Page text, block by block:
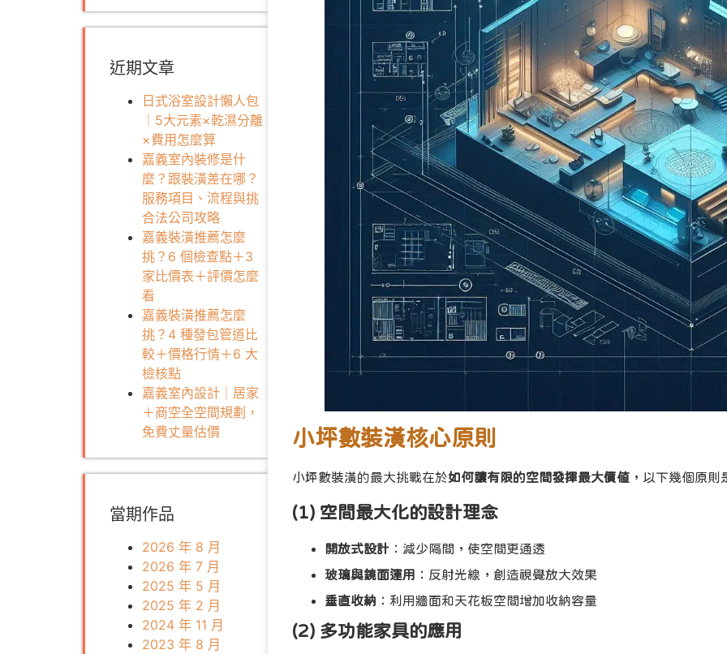
近期文章
日式浴室設計懶人包
｜5大元素×乾濕分離
×費用怎麼算
嘉義室內裝修是什
麼？跟裝潢差在哪？
服務項目、流程與挑
合法公司攻略
嘉義裝潢推薦怎麼
挑？6 個檢查點＋3
家比價表＋評價怎麼
看
嘉義裝潢推薦怎麼
挑？4 種發包管道比
較＋價格行情＋6 大
檢核點
嘉義室內設計｜居家
＋商空全空間規劃，
免費丈量估價
當期作品
2026 年 8 月
2026 年 7 月
2025 年 5 月
2025 年 2 月
2024 年 11 月
2023 年 8 月
小坪數裝潢核心原則
小坪數裝潢的最大挑戰在於如何讓有限的空間發揮最大價值 ，以下幾個原
(1) 空間最大化的設計理念
開放式設計 ：減少隔間，使空間更通透
玻璃與鏡面運用
：反射光線，創造視覺放大效果
垂直收納 ：利用牆面和天花板空間增加收納容量
(2) 多功能家具的應用